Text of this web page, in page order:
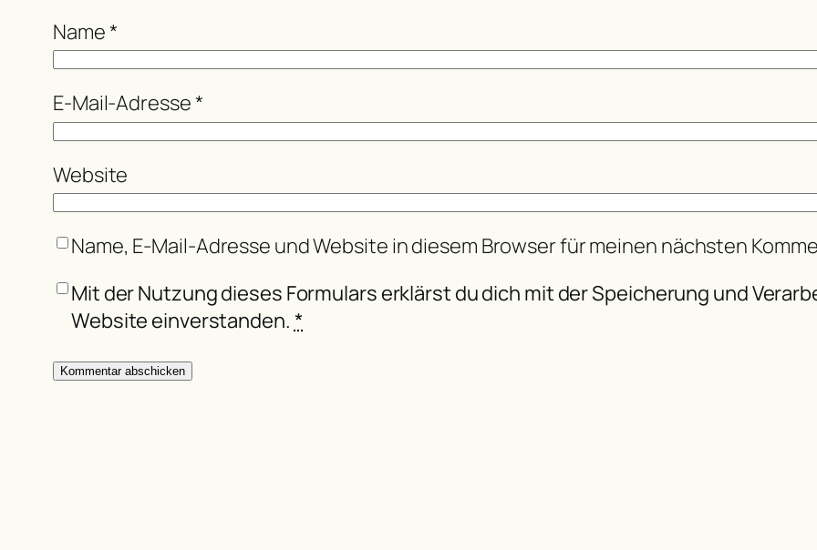
Name*
E-Mail-Adresse*
Website
Name, E-Mail-Adresse und Website in diesem Browser für meinen nächsten
Mit der Nutzung dieses Formulars erklärst du dich mit der Speicherung und
Website einverstanden. *